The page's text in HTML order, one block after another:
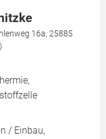
16a, 25885
/ Einbau,